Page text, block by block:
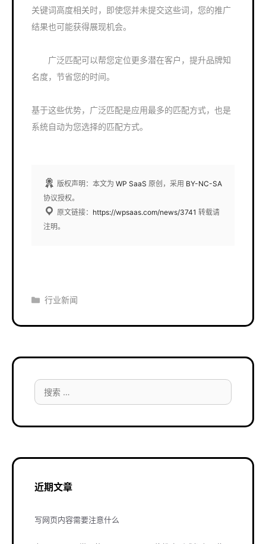
关键词高度相关时，即使您并未提交这些词，您的推广
结果也可能获得展现机会。
广泛匹配可以帮您定位更多潜在客户，提升品牌知
名度，节省您的时间。
基于这些优势，广泛匹配是应用最多的匹配方式，也是
系统自动为您选择的匹配方式。
版权声明：本文为 WP SaaS 原创，采用 BY-NC-SA
协议授权。
原文链接： https://wpsaas.com/news/3741 转载请
注明。
分
行业新闻
搜
索：
近期文章
写网页内容需要注意什么